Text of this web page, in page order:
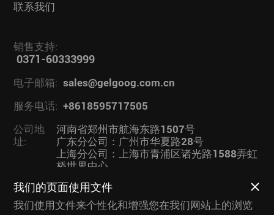
我们的页面使用文件
我们使用文件来个性化和增强您在我们网站上的浏览
联系我们
销售支持:
0371-60333999
电子邮箱: sales@gelgoog.com.cn
服务电话: +8618595717505
公司地
址:
河南省郑州市航海东路1507号
广东分公司：广州市华夏路28号
上海分公司：上海市青浦区诸光路1588弄虹
桥世界中心
业务链接： 果蔬加工设备